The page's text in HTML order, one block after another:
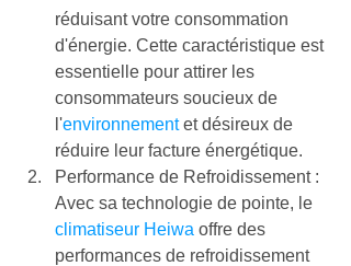
réduisant votre consommation
d'énergie. Cette caractéristique est
essentielle pour attirer les
consommateurs soucieux de
l'environnement et désireux de
réduire leur facture énergétique.
Performance de Refroidissement :
Avec sa technologie de pointe, le
climatiseur Heiwa offre des
performances de refroidissement